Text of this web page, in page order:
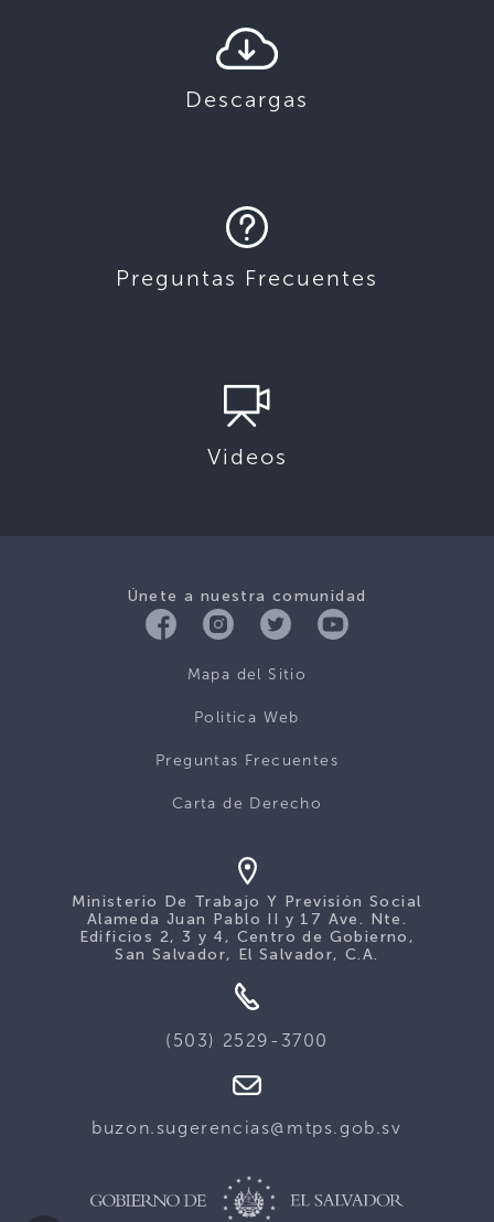
Descargas
Preguntas Frecuentes
Videos
Únete a nuestra comunidad
Mapa del Sitio
Politica Web
Preguntas Frecuentes
Carta de Derecho
Ministerio De Trabajo Y Previsión Social
Alameda Juan Pablo II y 17 Ave. Nte.
Edificios 2, 3 y 4, Centro de Gobierno,
San Salvador, El Salvador, C.A.
(503) 2529-3700
buzon.sugerencias@mtps.gob.sv